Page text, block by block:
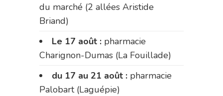
du marché (2 allées Aristide
Briand)
Le 17 août : pharmacie
Charignon-Dumas (La Fouillade)
du 17 au 21 août : pharmacie
Palobart (Laguépie)